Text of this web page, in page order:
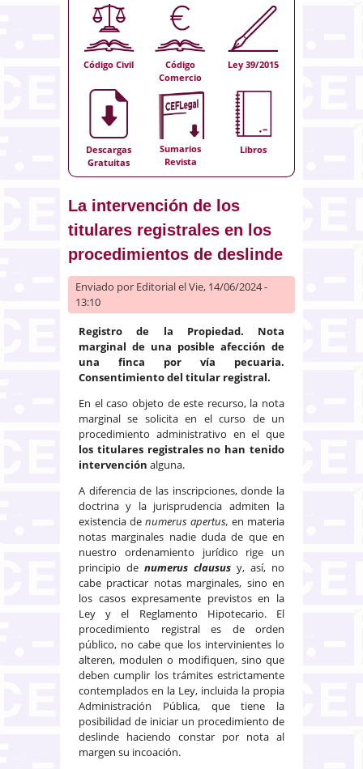
Código Civil
Código
Comercio
Ley 39/2015
Descargas
Gratuitas
Sumarios
Revista
Libros
La intervención de los
titulares registrales en los
procedimientos de deslinde
Enviado por Editorialel Vie, 14/06/2024 -
13:10
Registro de la Propiedad. Nota
marginal de una posible afección de
una finca por vía pecuaria.
Consentimiento del titular registral.
En el caso objeto de este recurso, la nota
marginal se solicita en el curso de un
procedimiento administrativo en el que
los titulares registrales no han tenido
intervención alguna.
A diferencia de las inscripciones, donde la
doctrina y la jurisprudencia admiten la
existencia de numerus apertus, en materia
notas marginales nadie duda de que en
nuestro ordenamiento jurídico rige un
principio de numerus clausus y, así, no
cabe practicar notas marginales, sino en
los casos expresamente previstos en la
Ley y el Reglamento Hipotecario. El
procedimiento registral es de orden
público, no cabe que los intervinientes lo
alteren, modulen o modifiquen, sino que
deben cumplir los trámites estrictamente
contemplados en la Ley, incluida la propia
Administración Pública, que tiene la
posibilidad de iniciar un procedimiento de
deslinde haciendo constar por nota al
margen su incoación.